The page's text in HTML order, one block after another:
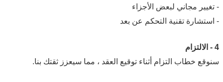
- تغيير مجاني لبعض الأجزاء
- استشارة تقنية التحكم عن بعد
4 - الالتزام
سنوقع خطاب التزام أثناء توقيع العقد ، مما سيعزز ثقتك بنا.